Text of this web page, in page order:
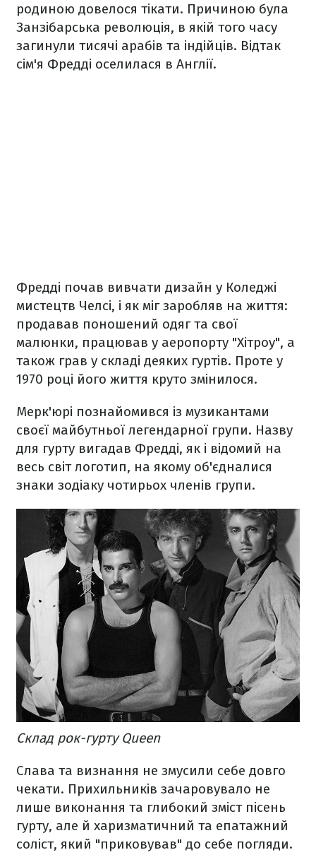
родиною довелося тікати. Причиною була
Занзібарська революція, в якій того часу
загинули тисячі арабів та індійців. Відтак
сім'я Фредді оселилася в Англії.
Фредді почав вивчати дизайн у Коледжі
мистецтв Челсі, і як міг заробляв на життя:
продавав поношений одяг та свої
малюнки, працював у аеропорту "Хітроу", а
також грав у складі деяких гуртів. Проте у
1970 році його життя круто змінилося.
Мерк'юрі познайомився із музикантами
своєї майбутньої легендарної групи. Назву
для гурту вигадав Фредді, як і відомий на
весь світ логотип, на якому об'єдналися
знаки зодіаку чотирьох членів групи.
Склад рок-гурту Queen
Слава та визнання не змусили себе довго
чекати. Прихильників зачаровувало не
лише виконання та глибокий зміст пісень
гурту, але й харизматичний та епатажний
соліст, який "приковував" до себе погляди.